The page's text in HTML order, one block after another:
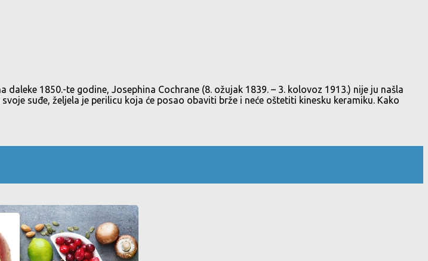
1850.-te godine, Josephina Cochrane (8. ožujak 1839. – 3. kolovoz 1913.) nije ju našla
suđe, željela je perilicu koja će posao obaviti brže i neće oštetiti kinesku keramiku. Kako